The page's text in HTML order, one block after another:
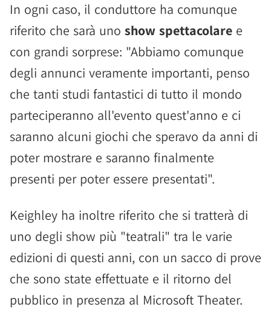
In ogni caso, il conduttore ha comunque
riferito che sarà uno show spettacolare e
con grandi sorprese: "Abbiamo comunque
degli annunci veramente importanti, penso
che tanti studi fantastici di tutto il mondo
parteciperanno all'evento quest'anno e ci
saranno alcuni giochi che speravo da anni di
poter mostrare e saranno finalmente
presenti per poter essere presentati".
Keighley ha inoltre riferito che si tratterà di
uno degli show più "teatrali" tra le varie
edizioni di questi anni, con un sacco di prove
che sono state effettuate e il ritorno del
pubblico in presenza al Microsoft Theater.